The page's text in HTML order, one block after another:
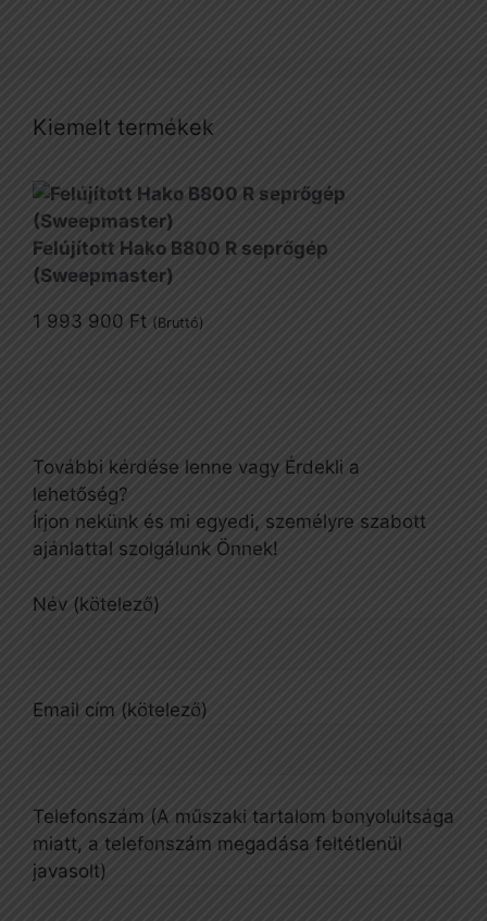
Kiemelt termékek
Felújított Hako B800 R seprőgép
(Sweepmaster)
1 993 900 Ft (Bruttó)
További kérdése lenne vagy Érdekli a
lehetőség?
Írjon nekünk és mi egyedi, személyre szabott
ajánlattal szolgálunk Önnek!
Név (kötelező)
Email cím (kötelező)
Telefonszám (A műszaki tartalom bonyolultsága
miatt, a telefonszám megadása feltétlenül
javasolt)